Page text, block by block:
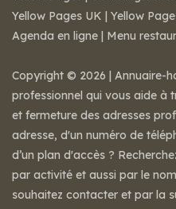
Yellow Pages UK | Yellow
Agenda en ligne | Menu
Copyright © 2026 | Annuaire-
professionnel qui vous aide à
et fermeture des adresses
adresse, d'un numéro de
d’un plan d'accès ?
par activité et aussi par le
souhaitez contacter et par la